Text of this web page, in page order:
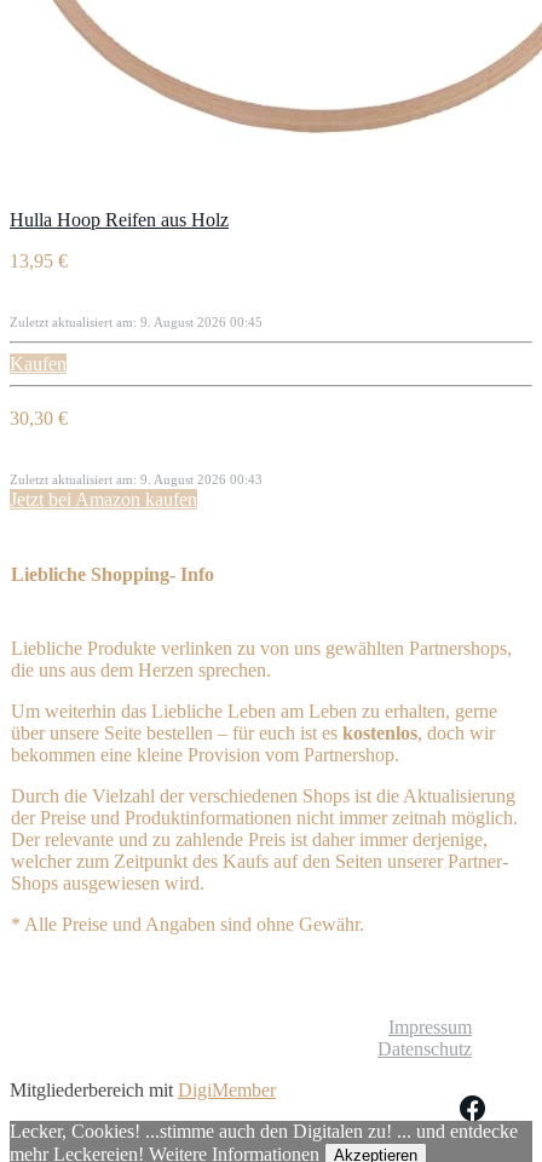
Hulla Hoop Reifen aus Holz
13,95 €
Zuletzt aktualisiert am: 9. August 2026 00:45
Kaufen
30,30 €
Zuletzt aktualisiert am: 9. August 2026 00:43
Jetzt bei Amazon kaufen
Liebliche Shopping- Info
Liebliche Produkte verlinken zu von uns gewählten Partnershops,
die uns aus dem Herzen sprechen.
Um weiterhin das Liebliche Leben am Leben zu erhalten, gerne
über unsere Seite bestellen – für euch ist es kostenlos, doch wir
bekommen eine kleine Provision vom Partnershop.
Durch die Vielzahl der verschiedenen Shops ist die Aktualisierung
der Preise und Produktinformationen nicht immer zeitnah möglich.
Der relevante und zu zahlende Preis ist daher immer derjenige,
welcher zum Zeitpunkt des Kaufs auf den Seiten unserer Partner-
Shops ausgewiesen wird.
* Alle Preise und Angaben sind ohne Gewähr.
Impressum
Datenschutz
Mitgliederbereich mit DigiMember
Lecker, Cookies! ...stimme auch den Digitalen zu! ... und entdecke
mehr Leckereien! Weitere Informationen Akzeptieren